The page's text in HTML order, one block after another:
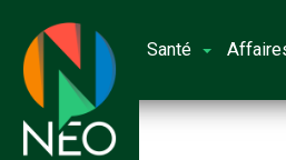
Santé